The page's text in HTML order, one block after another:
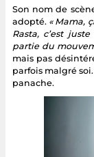
Son nom de
adopté. « Mama,
Rasta, c’est
partie du
mais pas
parfois malgré
panache.